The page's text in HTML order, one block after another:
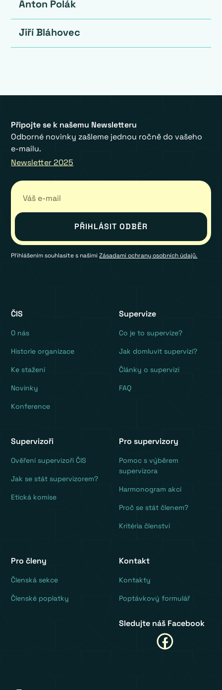
Anton Polák
Jiří Bláhovec
Připojte se k našemu Newsletteru
Odborné novinky zašleme jednou ročně do vašeho
e-mailu.
Newsletter 2025
Přihlášením souhlasíte s našimiZásadami ochrany osobních údajů.
ČIS
O nás
Historie organizace
Ke stažení
Novinky
Konference
Supervize
Co je to supervize?
Jak domluvit supervizi?
Články o supervizi
FAQ
Supervizoři
Ověření supervizoři ČIS
Jak se stát supervizorem?
Etická komise
Pro supervizory
Pomoc s výběrem
supervizora
Harmonogram akcí
Proč se stát členem?
Kritéria členství
Pro členy
‍Členská sekce
Členské poplatky
Kontakt
Kontakty
Poptávkový formulář
Sledujte náš Facebook